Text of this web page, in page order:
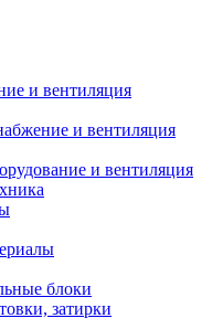
и вентиляция
и вентиляция
и вентиляция
блоки
затирки